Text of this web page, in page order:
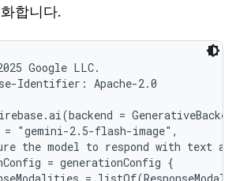
합니다.
Google LLC.
Identifier: Apache-2.0
=
"gemini-2.5-flash-image",
the model to respond with text
= generationConfig {